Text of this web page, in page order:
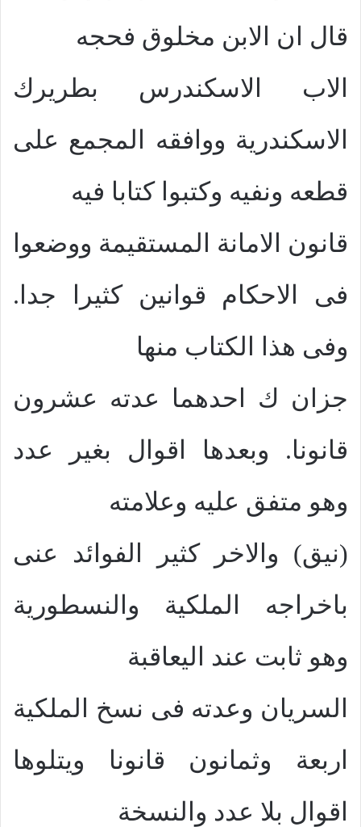
قال ان الابن مخلوق فحجه
الاب الاسكندرس بطريرك
الاسكندرية ووافقه المجمع على
قطعه ونفيه وكتبوا كتابا فيه
قانون الامانة المستقيمة ووضعوا
فى الاحكام قوانين كثيرا جدا.
وفى هذا الكتاب منها
جزان ك احدهما عدته عشرون
قانونا. وبعدها اقوال بغير عدد
وهو متفق عليه وعلامته
(نيق) والاخر كثير الفوائد عنى
باخراجه الملكية والنسطورية
وهو ثابت عند اليعاقبة
السريان وعدته فى نسخ الملكية
اربعة وثمانون قانونا ويتلوها
اقوال بلا عدد والنسخة